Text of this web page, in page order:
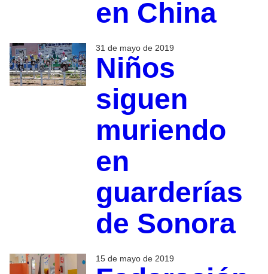
en China
31 de mayo de 2019
Niños
siguen
muriendo
en
guarderías
de Sonora
15 de mayo de 2019